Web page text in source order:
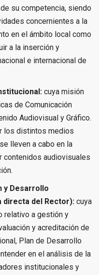
su competencia, siendo
concernientes a la
en el ámbito local como
a la inserción y
e internacional de
cuya misión
de Comunicación
Audiovisual y Gráfico.
los distintos medios
lleven a cabo en la
contenidos audiovisuales
y Desarrollo
directa del Rector): cuya
relativo a gestión y
y acreditación de
Plan de Desarrollo
en el análisis de la
institucionales y